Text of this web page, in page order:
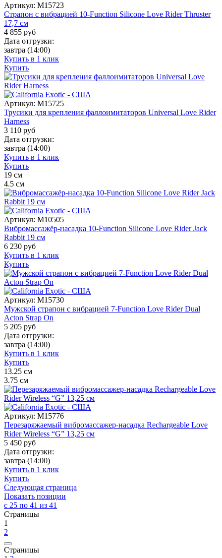
Артикул: M15723
Страпон с вибрацией 10-Function Silicone Love Rider Thruster
17,7 см
4 855 руб
Дата отгрузки:
завтра (14:00)
Купить в 1 клик
Купить
Артикул: M15725
Трусики для крепления фаллоимитаторов Universal Love Rider
Harness
3 110 руб
Дата отгрузки:
завтра (14:00)
Купить в 1 клик
Купить
19 см
4.5 см
Артикул: M10505
Вибромассажёр-насадка 10-Function Silicone Love Rider Jack
Rabbit 19 см
6 230 руб
Купить в 1 клик
Купить
Артикул: M15730
Мужской страпон с вибрацией 7-Function Love Rider Dual
Acton Strap On
5 205 руб
Дата отгрузки:
завтра (14:00)
Купить в 1 клик
Купить
13.25 см
3.75 см
Артикул: M15776
Перезаряжаемый вибромассажер-насадка Rechargeable Love
Rider Wireless “G” 13,25 см
5 450 руб
Дата отгрузки:
завтра (14:00)
Купить в 1 клик
Купить
Следующая страница
Показать позиции
с 25 по 41 из 41
Страницы
1
2
Страницы